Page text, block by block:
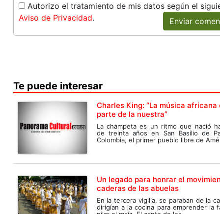
Autorizo el tratamiento de mis datos según el
Aviso de Privacidad. Enviar
Te puede interesar
Charles King: “La música africana
parte de la nuestra”
La champeta es un ritmo que nació
de treinta años en San Basilio de
Colombia, el primer pueblo libre de
Un legado para honrar el
caderas de las abuelas
En la tercera vigilia, se paraban de la
dirigían a la cocina para emprender la